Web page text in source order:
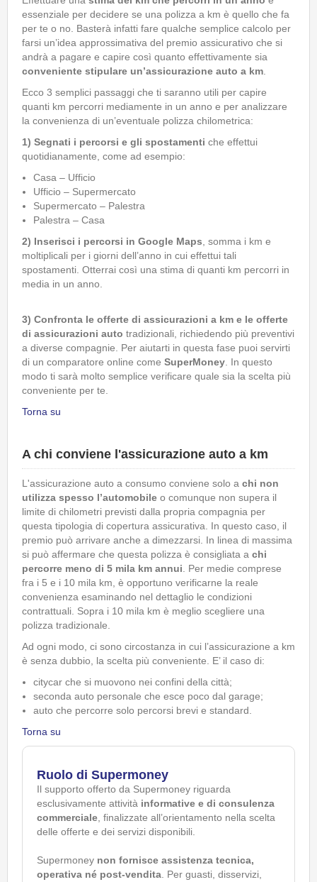
essenziale per decidere se una polizza a km è quello che fa
per te o no. Basterà infatti fare qualche semplice calcolo per
farsi un’idea approssimativa del premio assicurativo che si
andrà a pagare e capire così quanto effettivamente sia
conveniente stipulare un’assicurazione auto a km
Ecco 3 semplici passaggi che ti saranno utili per capire
quanti km percorri mediamente in un anno e per analizzare
la convenienza di un’eventuale polizza chilometrica:
1) Segnati i percorsi e gli spostamenti che effettui
quotidianamente, come ad esempio:
Casa – Ufficio
Ufficio – Supermercato
Supermercato – Palestra
Palestra – Casa
2) Inserisci i percorsi in Google Maps , somma i km e
moltiplicali per i giorni dell’anno in cui effettui tali
spostamenti. Otterrai così una stima di quanti km percorri in
media in un anno.
3) Confronta le offerte di assicurazioni a km e le offerte
di assicurazioni auto tradizionali, richiedendo più preventivi
a diverse compagnie. Per aiutarti in questa fase puoi servirti
di un comparatore online come SuperMoney . In questo
modo ti sarà molto semplice verificare quale sia la scelta più
conveniente per te.
Torna su
A chi conviene l'assicurazione auto a km
L'assicurazione auto a consumo conviene solo a chi non
utilizza spesso l’automobile o comunque non supera il
limite di chilometri previsti dalla propria compagnia per
questa tipologia di copertura assicurativa. In questo caso, il
premio può arrivare anche a dimezzarsi. In linea di massima
si può affermare che questa polizza è consigliata a chi
percorre meno di 5 mila km annui . Per medie comprese
fra i 5 e i 10 mila km, è opportuno verificarne la reale
convenienza esaminando nel dettaglio le condizioni
contrattuali. Sopra i 10 mila km è meglio scegliere una
polizza tradizionale.
Ad ogni modo, ci sono circostanza in cui l’assicurazione a km
è senza dubbio, la scelta più conveniente. E’ il caso di:
citycar che si muovono nei confini della città;
seconda auto personale che esce poco dal garage;
auto che percorre solo percorsi brevi e standard.
Torna su
Ruolo di Supermoney
Il supporto offerto da Supermoney riguarda
esclusivamente attività informative e di consulenza
commerciale , finalizzate all’orientamento nella scelta
delle offerte e dei servizi disponibili.
Supermoney non fornisce assistenza tecnica,
operativa né post-vendita . Per guasti, disservizi,